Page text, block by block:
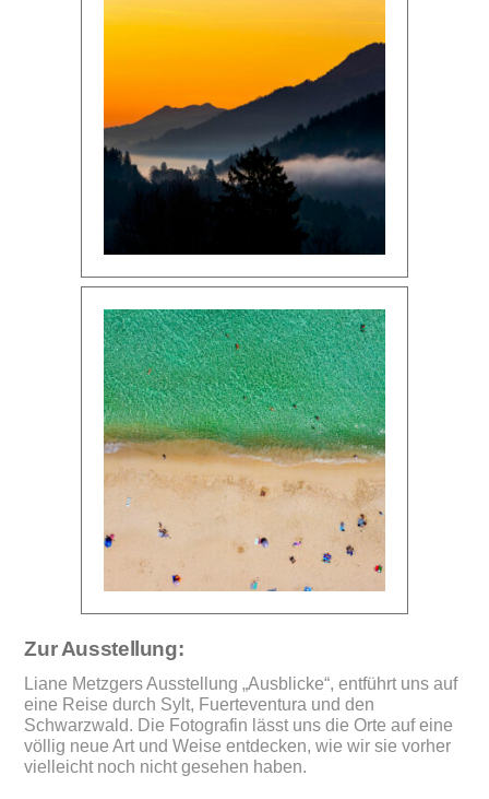
Zur Ausstellung:
Liane Metzgers Ausstellung „Ausblicke“, entführt uns auf
eine Reise durch Sylt, Fuerteventura und den
Schwarzwald. Die Fotografin lässt uns die Orte auf eine
völlig neue Art und Weise entdecken, wie wir sie vorher
vielleicht noch nicht gesehen haben.